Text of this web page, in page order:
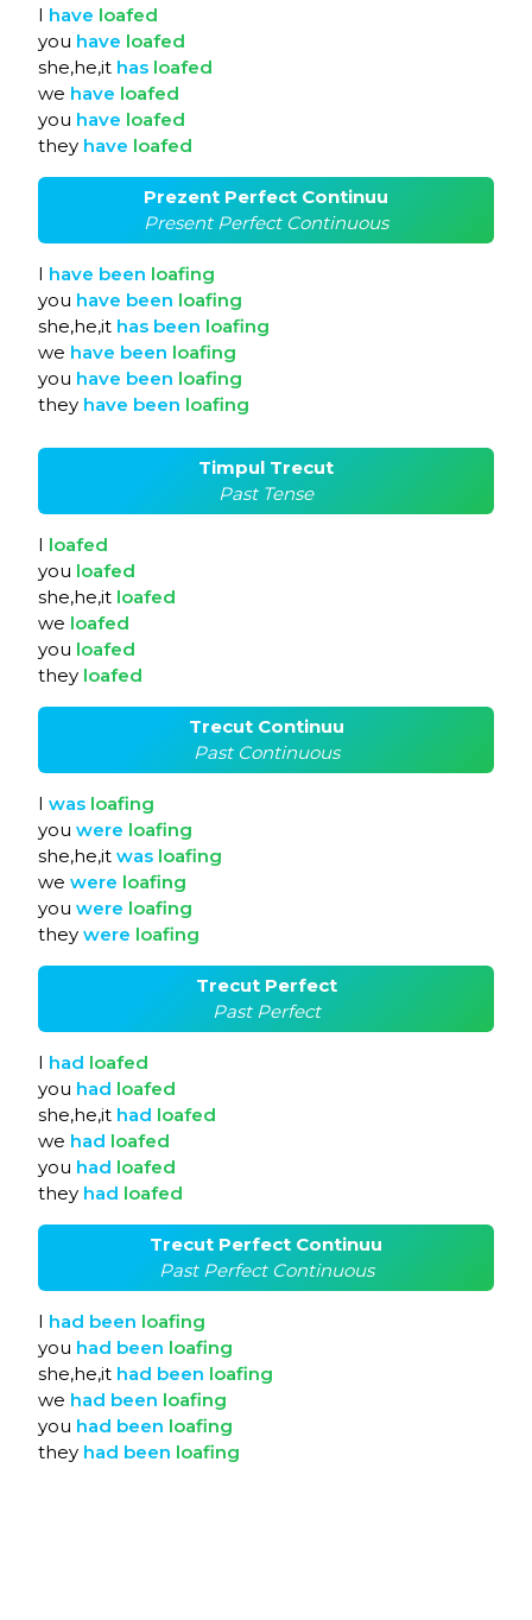
I have loafed
you have loafed
she,he,it has loafed
we have loafed
you have loafed
they have loafed
Prezent Perfect Continuu
Present Perfect Continuous
I have been loafing
you have been loafing
she,he,it has been loafing
we have been loafing
you have been loafing
they have been loafing
Timpul Trecut
Past Tense
I loafed
you loafed
she,he,it loafed
we loafed
you loafed
they loafed
Trecut Continuu
Past Continuous
I was loafing
you were loafing
she,he,it was loafing
we were loafing
you were loafing
they were loafing
Trecut Perfect
Past Perfect
I had loafed
you had loafed
she,he,it had loafed
we had loafed
you had loafed
they had loafed
Trecut Perfect Continuu
Past Perfect Continuous
I had been loafing
you had been loafing
she,he,it had been loafing
we had been loafing
you had been loafing
they had been loafing